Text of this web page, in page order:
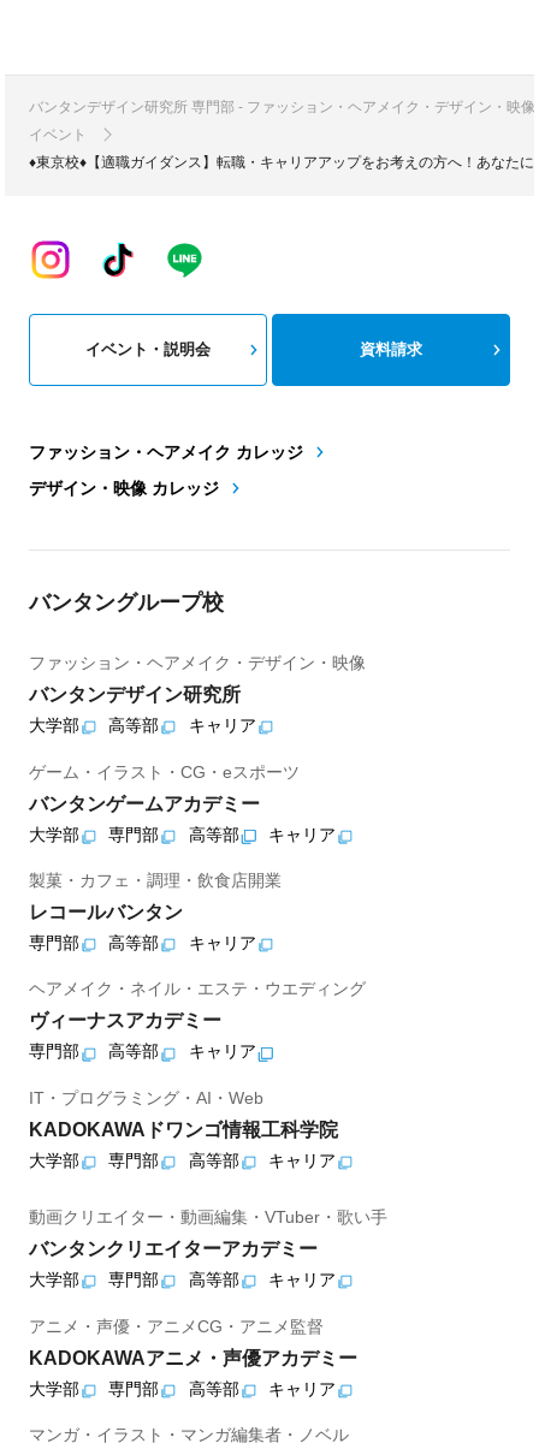
バンタンデザイン研究所 専門部 - ファッション・ヘアメイク・デザイン・映
イベント
♦東京校♦【適職ガイダンス】転職・キャリアアップをお考えの方へ！あなた
ファッション・ヘアメイク カレッジ
デザイン・映像 カレッジ
イベント・説明会 資料請求
バンタングループ校
ファッション・ヘアメイク・デザイン・映像
バンタンデザイン研究所
大学部 高等部 キャリア
ゲーム・イラスト・CG・eスポーツ
バンタンゲームアカデミー
大学部 専門部 高等部 キャリア
製菓・カフェ・調理・飲食店開業
レコールバンタン
専門部 高等部 キャリア
ヘアメイク・ネイル・エステ・ウエディング
ヴィーナスアカデミー
専門部 高等部 キャリア
IT・プログラミング・AI・Web
KADOKAWAドワンゴ情報工科学院
大学部 専門部 高等部 キャリア
動画クリエイター・動画編集・VTuber・歌い手
バンタンクリエイターアカデミー
大学部 専門部 高等部 キャリア
アニメ・声優・アニメCG・アニメ監督
KADOKAWAアニメ・声優アカデミー
大学部 専門部 高等部 キャリア
マンガ・イラスト・マンガ編集者・ノベル